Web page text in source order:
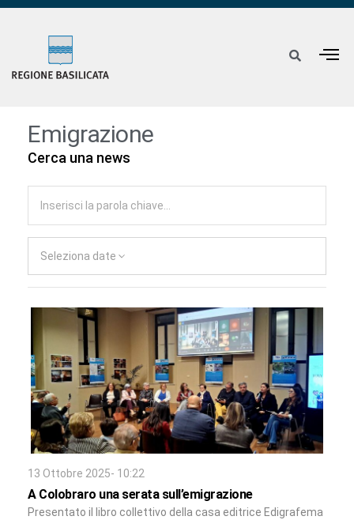
Emigrazione
Cerca una news
Seleziona date
13 Ottobre 2025- 10:22
A Colobraro una serata sull’emigrazione
Presentato il libro collettivo della casa editrice Edigrafema